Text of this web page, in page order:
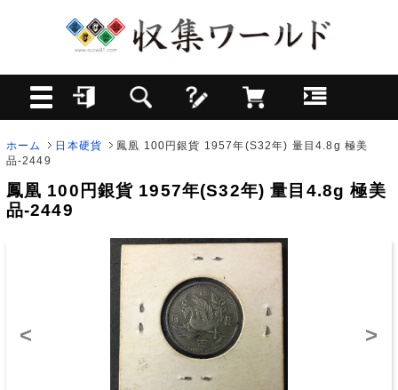
ホーム 日本硬貨
鳳凰 100円銀貨 1957年(S32年) 量目4.8g 極美
品-2449
鳳凰 100円銀貨 1957年(S32年) 量目4.8g 極美
品-2449
< >